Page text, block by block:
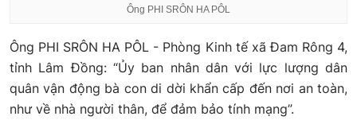
Ông PHI SRÔN HA PÔL
Ông PHI SRÔN HA PÔL - Phòng Kinh tế xã Đam Rông 4,
tỉnh Lâm Đồng: “Ủy ban nhân dân với lực lượng dân
quân vận động bà con di dời khẩn cấp đến nơi an toàn,
như về nhà người thân, để đảm bảo tính mạng”.